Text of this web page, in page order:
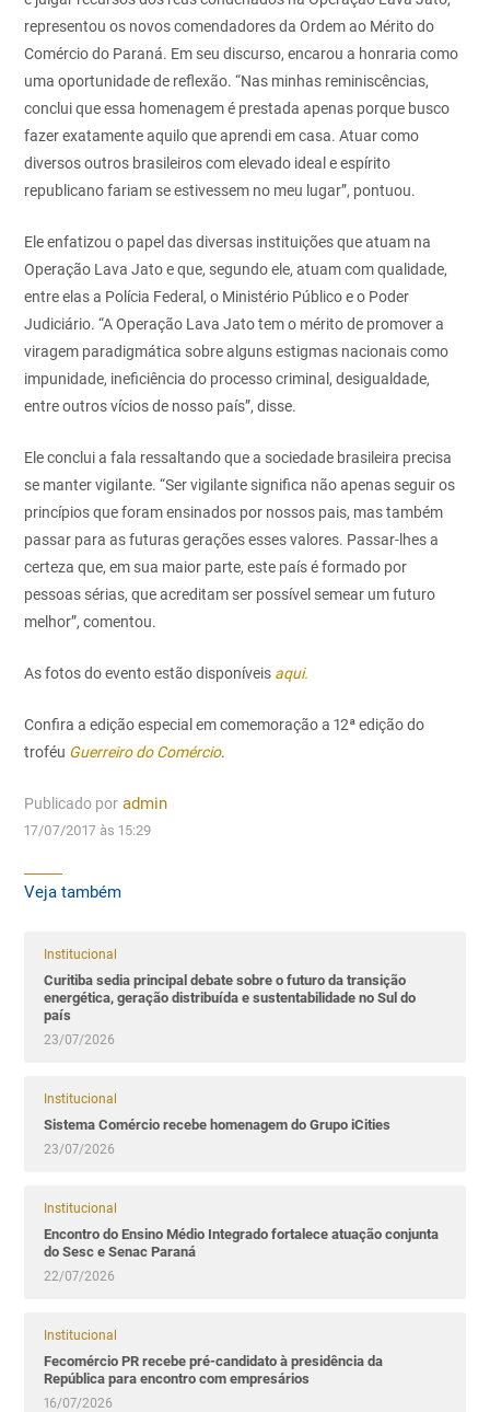
representou os novos comendadores da Ordem ao Mérito do
Comércio do Paraná. Em seu discurso, encarou a honraria como
uma oportunidade de reflexão. “Nas minhas reminiscências,
conclui que essa homenagem é prestada apenas porque busco
fazer exatamente aquilo que aprendi em casa. Atuar como
diversos outros brasileiros com elevado ideal e espírito
republicano fariam se estivessem no meu lugar”, pontuou.
Ele enfatizou o papel das diversas instituições que atuam na
Operação Lava Jato e que, segundo ele, atuam com qualidade,
entre elas a Polícia Federal, o Ministério Público e o Poder
Judiciário. “A Operação Lava Jato tem o mérito de promover a
viragem paradigmática sobre alguns estigmas nacionais como
impunidade, ineficiência do processo criminal, desigualdade,
entre outros vícios de nosso país”, disse.
Ele conclui a fala ressaltando que a sociedade brasileira precisa
se manter vigilante. “Ser vigilante significa não apenas seguir os
princípios que foram ensinados por nossos pais, mas também
passar para as futuras gerações esses valores. Passar-lhes a
certeza que, em sua maior parte, este país é formado por
pessoas sérias, que acreditam ser possível semear um futuro
melhor”, comentou.
As fotos do evento estão disponíveis aqui.
Confira a edição especial em comemoração a 12ª edição do
troféu Guerreiro do Comércio.
Publicado por admin
17/07/2017 às 15:29
Veja também
Institucional
Curitiba sedia principal debate sobre o futuro da transição
energética, geração distribuída e sustentabilidade no Sul do
país
23/07/2026
Institucional
Sistema Comércio recebe homenagem do Grupo iCities
23/07/2026
Institucional
Encontro do Ensino Médio Integrado fortalece atuação conjunta
do Sesc e Senac Paraná
22/07/2026
Institucional
Fecomércio PR recebe pré-candidato à presidência da
República para encontro com empresários
16/07/2026